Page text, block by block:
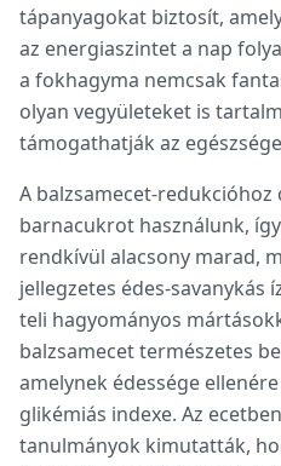
tápanyagokat biztosít,
az energiaszintet a nap
a fokhagyma nemcsak
olyan vegyületeket is
támogathatják az
A balzsamecet-redukcióhoz
barnacukrot használunk,
rendkívül alacsony marad,
jellegzetes édes-savanykás
teli hagyományos
balzsamecet természetes
amelynek édessége
glikémiás indexe. Az
tanulmányok kimutatták,